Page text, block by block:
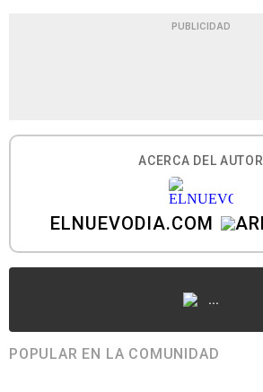
PUBLICIDAD
ACERCA DEL AUTOR
ELNUEVODIA.COM
...
POPULAR EN LA COMUNIDAD